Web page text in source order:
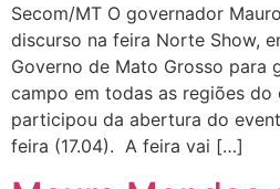
Secom/MT O governador
discurso na feira Norte Show,
Governo de Mato Grosso para
campo em todas as regiões do
participou da abertura do
feira (17.04). A feira vai […]